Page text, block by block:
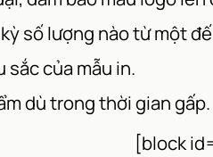
số lượng nào từ một
sắc của mẫu in.
dù trong thời gian gấp.
[block